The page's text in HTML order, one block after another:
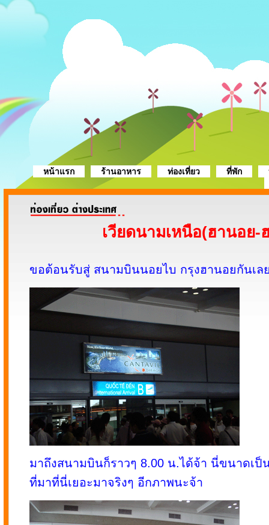
หน้าแรก ร้านอาหาร ท่องเที่ยว ที่พัก
เวียดนามเหนือ(ฮานอย-
ขอต้อนรับสู่ สนามบินนอยไบ กรุงฮานอยกันเล
มาถึงสนามบินก็ราวๆ 8.00 น.ได้จ้า นี่ขนาดเ
ที่มาที่นี่เยอะมาจริงๆ อีกภาพนะจ้า